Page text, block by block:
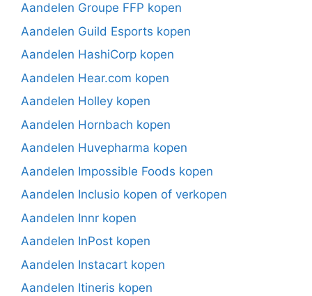
Aandelen Groupe FFP kopen
Aandelen Guild Esports kopen
Aandelen HashiCorp kopen
Aandelen Hear.com kopen
Aandelen Holley kopen
Aandelen Hornbach kopen
Aandelen Huvepharma kopen
Aandelen Impossible Foods kopen
Aandelen Inclusio kopen of verkopen
Aandelen Innr kopen
Aandelen InPost kopen
Aandelen Instacart kopen
Aandelen Itineris kopen